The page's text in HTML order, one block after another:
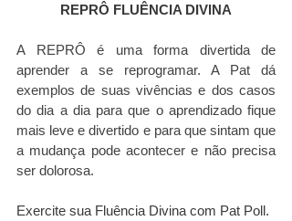
REPRÔ FLUÊNCIA DIVINA
A REPRÔ é uma forma divertida de
aprender a se reprogramar. A Pat dá
exemplos de suas vivências e dos casos
do dia a dia para que o aprendizado fique
mais leve e divertido e para que sintam que
a mudança pode acontecer e não precisa
ser dolorosa.
Exercite sua Fluência Divina com Pat Poll.